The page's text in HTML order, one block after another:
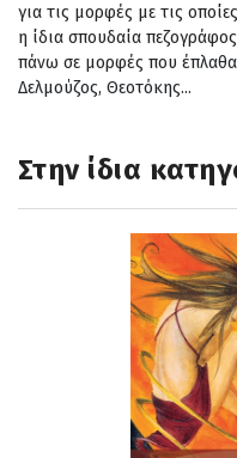
για τις μορφές με τις
η ίδια σπουδαία
πάνω σε μορφές που
Δελμούζος, Θεοτόκης...
Στην ίδια